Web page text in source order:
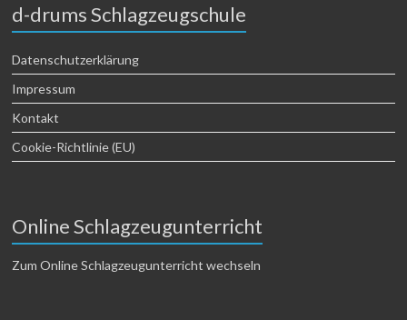
d-drums Schlagzeugschule
Datenschutzerklärung
Impressum
Kontakt
Cookie-Richtlinie (EU)
Online Schlagzeugunterricht
Zum Online Schlagzeugunterricht wechseln